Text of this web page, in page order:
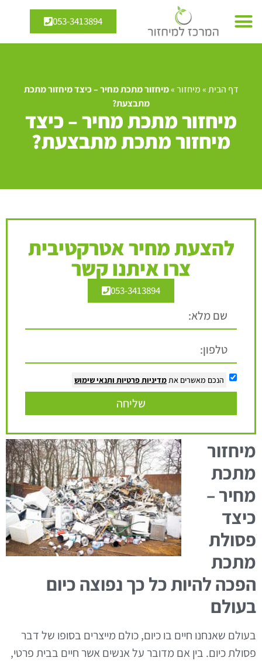
053-3413894
דף הבית»מיחזור»מיחזור מתכת מחיר – כיצד מיחזור מתכת
מתבצעת?
מיחזור מתכת מחיר – כיצד
מיחזור מתכת מתבצעת?
להצעת מחיר אטרקטיבית
צרו איתנו קשר
053-3413894
הנכם מאשרים את מדיניות פרטיות ותנאי שימוש
שליחה
מיחזור
מתכת
מחיר–
כיצד
פסולת
מתכת
הפכה להיות כל כך נפוצה כיום
בעולם
בעולם שאנחנו חיים בו כיום,כולם מייצרים בסופו של דבר
פסולת כיום. בין אם מדובר על אנשים אשר חיים בבית פרטי,